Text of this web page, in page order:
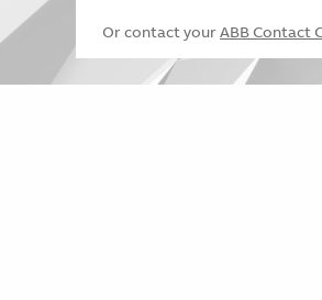
Or contact your ABB Contact